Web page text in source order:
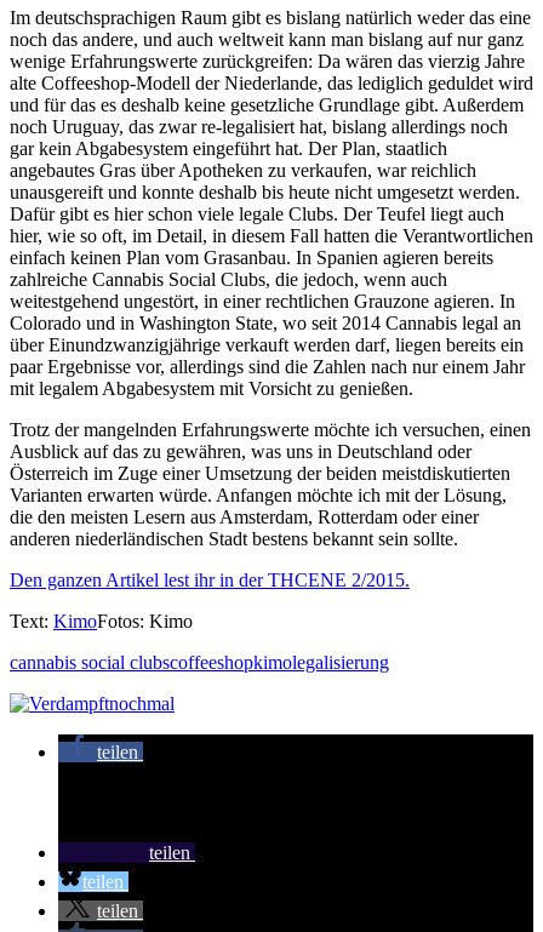
Im deutschsprachigen Raum gibt es bislang natürlich weder das eine
noch das andere, und auch weltweit kann man bislang auf nur ganz
wenige Erfahrungswerte zurückgreifen: Da wären das vierzig Jahre
alte Coffeeshop-Modell der Niederlande, das lediglich geduldet wird
und für das es deshalb keine gesetzliche Grundlage gibt. Außerdem
noch Uruguay, das zwar re-legalisiert hat, bislang allerdings noch
gar kein Abgabesystem eingeführt hat. Der Plan, staatlich
angebautes Gras über Apotheken zu verkaufen, war reichlich
unausgereift und konnte deshalb bis heute nicht umgesetzt werden.
Dafür gibt es hier schon viele legale Clubs. Der Teufel liegt auch
hier, wie so oft, im Detail, in diesem Fall hatten die Verantwortlichen
einfach keinen Plan vom Grasanbau. In Spanien agieren bereits
zahlreiche Cannabis Social Clubs, die jedoch, wenn auch
weitestgehend ungestört, in einer rechtlichen Grauzone agieren. In
Colorado und in Washington State, wo seit 2014 Cannabis legal an
über Einundzwanzigjährige verkauft werden darf, liegen bereits ein
paar Ergebnisse vor, allerdings sind die Zahlen nach nur einem Jahr
mit legalem Abgabesystem mit Vorsicht zu genießen.
Trotz der mangelnden Erfahrungswerte möchte ich versuchen, einen
Ausblick auf das zu gewähren, was uns in Deutschland oder
Österreich im Zuge einer Umsetzung der beiden meistdiskutierten
Varianten erwarten würde. Anfangen möchte ich mit der Lösung,
die den meisten Lesern aus Amsterdam, Rotterdam oder einer
anderen niederländischen Stadt bestens bekannt sein sollte.
Den ganzen Artikel lest ihr in der THCENE 2/2015.
Text: KimoFotos: Kimo
cannabis social clubscoffeeshopkimolegalisierung
teilen
teilen
teilen
teilen